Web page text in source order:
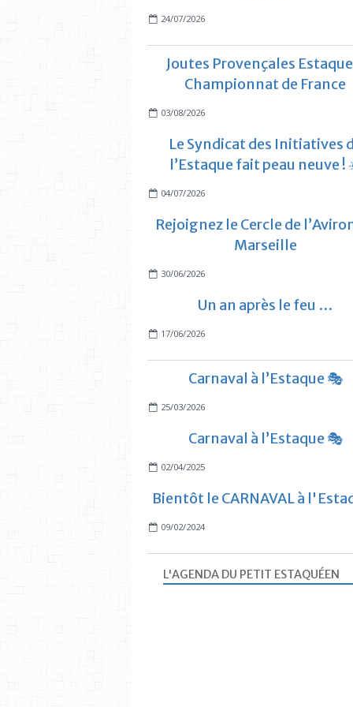
24/07/2026
Joutes Provençales
Championnat de France
03/08/2026
Le Syndicat des Initiatives
l’Estaque fait peau neuve !
04/07/2026
Rejoignez le Cercle de
Marseille
30/06/2026
Un an après le feu …
17/06/2026
Carnaval à l’Estaque 🎭
25/03/2026
Carnaval à l’Estaque 🎭
02/04/2025
Bientôt le CARNAVAL à
09/02/2024
L'AGENDA DU PETIT ESTAQUÉEN